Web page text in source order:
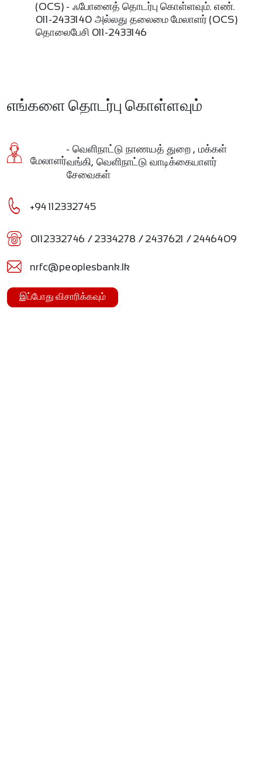
(OCS) - ஃபோனைத் தொடர்பு கொள்ளவும். எண்.
011-2433140 அல்லது தலைமை மேலாளர் (OCS) –
தொலைபேசி 011-2433146
எங்களை தொடர்பு கொள்ளவும்
மேலாளர்
- வெளிநாட்டு நாணயத் துறை , மக்கள்
வங்கி, வெளிநாட்டு வாடிக்கையாளர்
சேவைகள்
+94 112332745
0112332746 / 2334278 / 2437621 / 2446409
nrfc@peoplesbank.lk
இப்போது விசாரிக்கவும்